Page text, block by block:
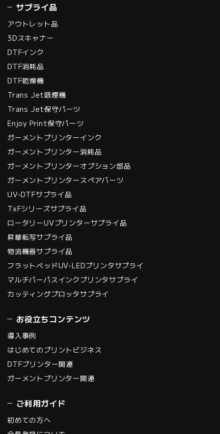
サプライ品
アウトレット品
3Dスキャナー
DTFインク
DTF消耗品
DTF乾燥機
Trans Jet吸煙機
Trans Jet保守パーツ
Enjoy Print保守パーツ
ガーメントプリンターインク
ガーメントプリンター消耗品
ガーメントプリンターオプション部品
ガーメントプリンタースペアパーツ
UV-DTFサプライ品
TxFシリーズサプライ品
ロータリーUVプリンターサプライ品
昇華転写サプライ品
物流機器サプライ品
フラットベッドUV-LEDプリンタサプライ
マルチパーパスインクプリンタサプライ
カッティングプロッタサプライ
お役立ちコンテンツ
導入事例
はじめてのプリントビジネス
DTFプリンター関連
ガーメントプリンター関連
ご利用ガイド
初めての方へ